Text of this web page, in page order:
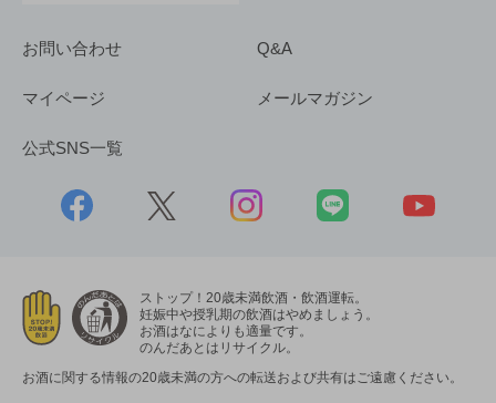
お問い合わせ Q&A
マイページ メールマガジン
公式SNS一覧
ストップ！20歳未満飲酒・飲酒運転。
妊娠中や授乳期の飲酒はやめましょう。
お酒はなによりも適量です。
のんだあとはリサイクル。
お酒に関する情報の20歳未満の方への転送および共有はご遠慮ください。